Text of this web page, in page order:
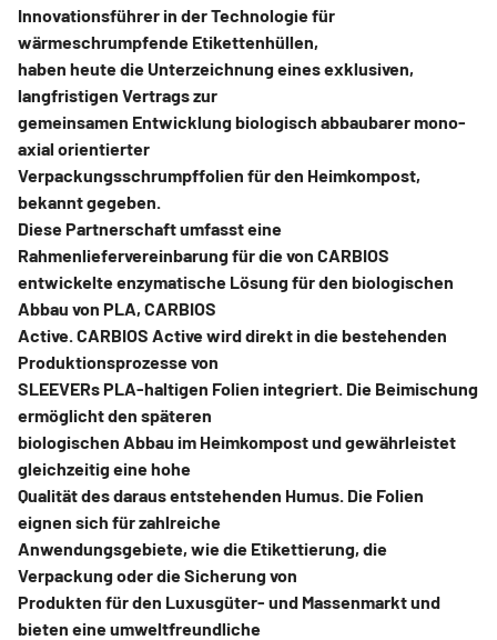
Innovationsführer in der Technologie für
wärmeschrumpfende Etikettenhüllen,
haben heute die Unterzeichnung eines exklusiven,
langfristigen Vertrags zur
gemeinsamen Entwicklung biologisch abbaubarer mono-
axial orientierter
Verpackungsschrumpffolien für den Heimkompost,
bekannt gegeben.
Diese Partnerschaft umfasst eine
Rahmenliefervereinbarung für die von CARBIOS
entwickelte enzymatische Lösung für den biologischen
Abbau von PLA, CARBIOS
Active. CARBIOS Active wird direkt in die bestehenden
Produktionsprozesse von
SLEEVERs PLA-haltigen Folien integriert. Die Beimischung
ermöglicht den späteren
biologischen Abbau im Heimkompost und gewährleistet
gleichzeitig eine hohe
Qualität des daraus entstehenden Humus. Die Folien
eignen sich für zahlreiche
Anwendungsgebiete, wie die Etikettierung, die
Verpackung oder die Sicherung von
Produkten für den Luxusgüter- und Massenmarkt und
bieten eine umweltfreundliche